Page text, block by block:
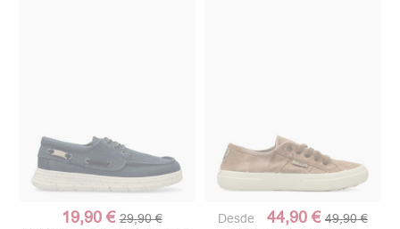
19,90 € 29,90 € Desde 44,90 € 49,90 €